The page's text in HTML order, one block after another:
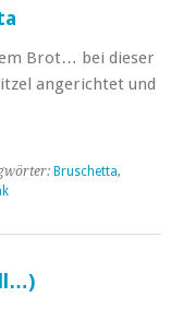
Brot… bei dieser
angerichtet und
Bruschetta,